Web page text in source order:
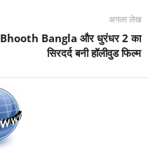
अगला लेख
Bhooth Bangla और धुरंधर 2 का
सिरदर्द बनी हॉलीवुड फिल्म